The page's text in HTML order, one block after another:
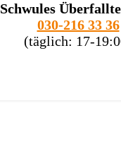
Schwules
030-216 33 36
(täglich: 17-